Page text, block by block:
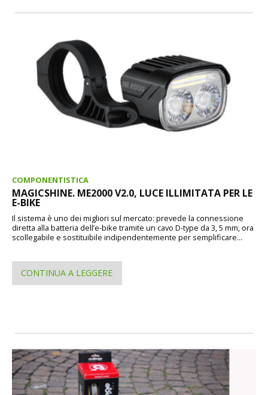
COMPONENTISTICA
MAGICSHINE. ME2000 V2.0, LUCE ILLIMITATA PER LE
E-BIKE
Il sistema è uno dei migliori sul mercato: prevede la connessione
diretta alla batteria dell’e-bike tramite un cavo D-type da 3, 5 mm, ora
scollegabile e sostituibile indipendentemente per semplificare...
CONTINUA A LEGGERE